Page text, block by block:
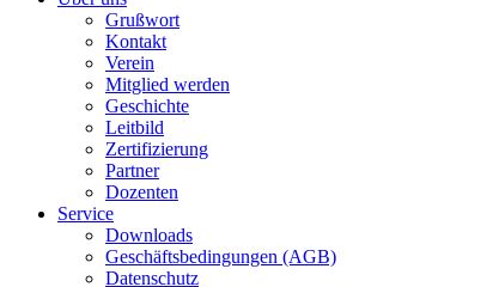
Grußwort
Kontakt
Verein
Mitglied werden
Geschichte
Leitbild
Zertifizierung
Partner
Dozenten
Service
Downloads
Geschäftsbedingungen (AGB)
Datenschutz